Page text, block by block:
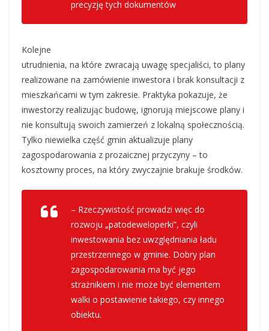
precyzję tych dokumentów
–wyjaśnia Sławomir Hemerling-Kowalczyk,
Kolejne
utrudnienia, na które zwracają uwagę specjaliści, to plany
realizowane na zamówienie inwestora i brak konsultacji z
mieszkańcami w tym zakresie. Praktyka pokazuje, że
inwestorzy realizując budowę, ignorują miejscowe plany i
nie konsultują swoich zamierzeń z lokalną społecznością.
Tylko niewielka część gmin aktualizuje plany
zagospodarowania z prozaicznej przyczyny – to
kosztowny proces, na który zwyczajnie brakuje środków.
– Rzeczywistość prowadzi więc do
rozwoju „patodeweloperki”, czyli
inwestowania bez uwzględniania ładu
przestrzennego w gminie. Dobry plan
zagospodarowania ma być jego
strażnikiem i nie może być elementem
walki o postawienie takiego, czy innego
obiektu.